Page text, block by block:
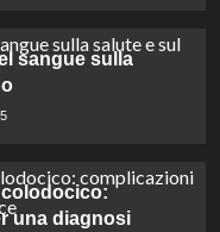
sangue sulla
una diagnosi